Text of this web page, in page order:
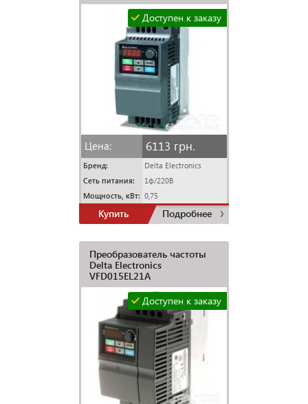
Доступен к заказу
Цена: 6113 грн.
Бренд: Delta Electronics
Сеть питания: 1ф/220В
Мощность, кВт: 0,75
Купить Подробнее
Преобразователь частоты
Delta Electronics
VFD015EL21A
Доступен к заказу